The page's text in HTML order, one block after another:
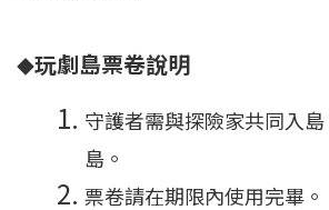
◆玩劇島票卷說明
守護者需與探險家共同入
島。
票卷請在期限內使用完畢。